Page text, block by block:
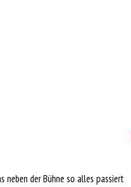
neben der Bühne so alles passiert